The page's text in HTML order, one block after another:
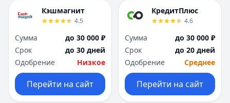
Кэшмагнит
4.5
Сумма
до 30 000 ₽
Срок
до 30 дней
Одобрение
Низкое
Перейти на сайт
КредитПлюс
4.6
Сумма
до 30 000 ₽
Срок
до 20 дней
Одобрение
Среднее
Перейти на сайт